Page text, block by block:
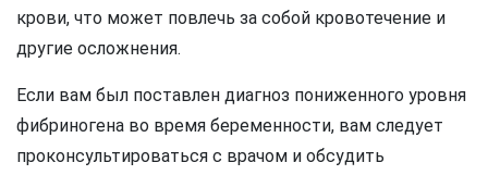
крови, что может повлечь за собой кровотечение и
другие осложнения.
Если вам был поставлен диагноз пониженного уровня
фибриногена во время беременности, вам следует
проконсультироваться с врачом и обсудить